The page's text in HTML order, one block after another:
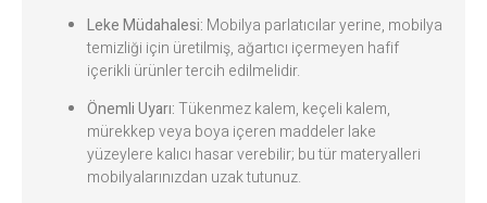
Leke Müdahalesi: Mobilya parlatıcılar yerine, mobilya
temizliği için üretilmiş, ağartıcı içermeyen hafif
içerikli ürünler tercih edilmelidir.
Önemli Uyarı:Tükenmez kalem, keçeli kalem,
mürekkep veya boya içeren maddeler lake
yüzeylere kalıcı hasar verebilir; bu tür materyalleri
mobilyalarınızdan uzak tutunuz.